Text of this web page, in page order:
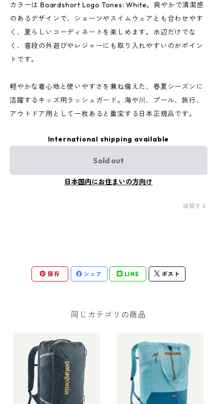
カラーは Boardshort Logo Tones: White。爽やかで清潔感
のあるデザインで、ショーツやスイムウェアとも合わせやす
く、夏らしいコーディネートを楽しめます。水辺だけでな
く、普段の外遊びやレジャーにも取り入れやすいのがポイン
トです。
軽やかな着心地と使いやすさを兼ね備えた、春夏シーズンに
活躍するキッズ用ラッシュガード。海や川、プール、旅行、
アウトドア用として一枚あると重宝する日本正規品です。
International shipping available
Sold out
日本国内にお住まいの方向け
通報する
保存 シェア LINE ポスト
同じカテゴリの商品